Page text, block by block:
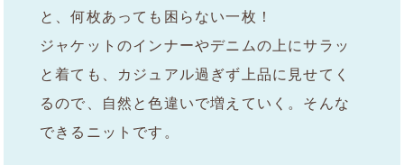
と、何枚あっても困らない一枚！
ジャケットのインナーやデニムの上にサラッ
と着ても、カジュアル過ぎず上品に見せてく
るので、自然と色違いで増えていく。そんな
できるニットです。